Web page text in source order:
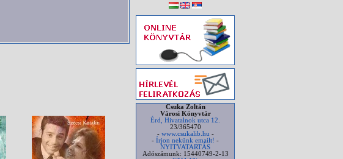
Csuka Zoltán
Városi Könyvtár
Érd, Hivatalnok utca 12.
23/365470
- www.csukalib.hu -
- Írjon nekünk emailt! -
NYITVATARTÁS
Adószámunk: 15440749-2-13